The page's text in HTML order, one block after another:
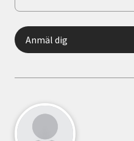
Anmäl dig